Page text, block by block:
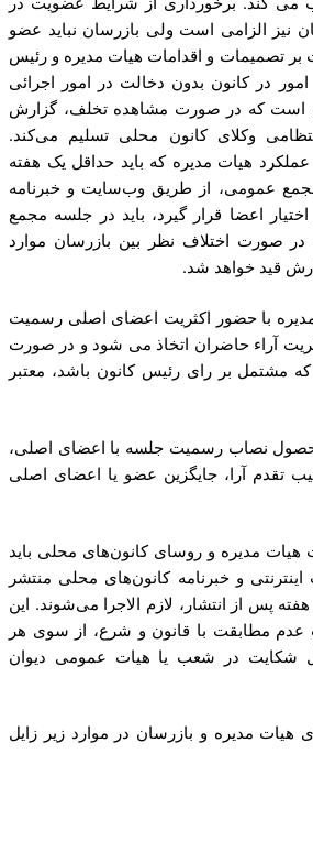
نیز الزامی است ولی بازرسان نباید عضو
بر تصمیمات و اقدامات هیات مدیره و رئیس
در کانون بدون دخالت در امور اجرائی
است که در صورت مشاهده تخلف، گزارش
وکلای کانون محلی تسلیم می‌کند.
هیات مدیره که باید حداقل یک هفته
عمومی، از طریق وب‌سایت و خبرنامه
اعضا قرار گیرد، باید در جلسه مجمع
صورت اختلاف نظر بین بازرسان موارد
قید خواهد شد.
مدیره با حضور اکثریت اعضای اصلی رسمیت
آراء حاضران اتخاذ می شود و در صورت
که مشتمل بر رای رئیس کانون باشد، معتبر
نصاب رسمیت جلسه با اعضای اصلی،
تقدم آرا، جایگزین عضو یا اعضای اصلی
هیات مدیره و روسای کانون‌های محلی باید
و خبرنامه کانون‌های محلی منتشر
پس از انتشار، لازم الاجرا می‌شوند. این
مطابقت با قانون و شرع، از سوی هر
شکایت در شعب یا هیات عمومی دیوان
هیات مدیره و بازرسان در موارد زیر زایل